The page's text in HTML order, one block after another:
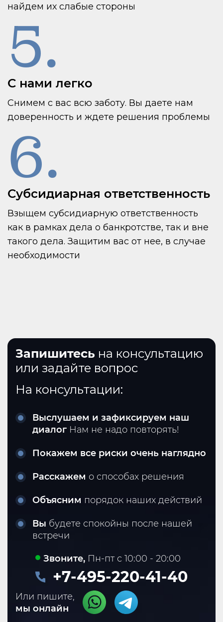
найдем их слабые стороны
5.
С нами легко
Снимем с вас всю заботу. Вы даете нам
доверенность и ждете решения проблемы
6.
Субсидиарная ответственность
Взыщем субсидиарную ответственность
как в рамках дела о банкротстве, так и вне
такого дела. Защитим вас от нее, в случае
необходимости
Запишитесь на консультацию
или задайте вопрос
На консультации:
Выслушаем и зафиксируем наш
диалог Нам не надо повторять!
Покажем все риски очень наглядно
Расскажем о способах решения
Объясним порядок наших действий
Вы будете спокойны после нашей
встречи
Звоните, Пн-пт с 10:00 - 20:00
+7-495-220-41-40
Или пишите,
мы онлайн